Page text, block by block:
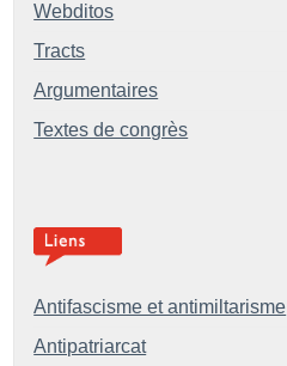
Webditos
Tracts
Argumentaires
Textes de congrès
Antifascisme et antimiltarisme
Antipatriarcat